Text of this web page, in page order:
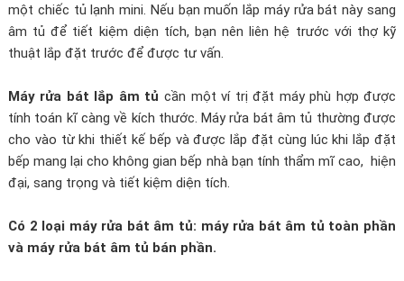
một chiếc tủ lạnh mini. Nếu bạn muốn lắp máy rửa bát này sang
âm tủ để tiết kiệm diện tích, bạn nên liên hệ trước với thợ kỹ
thuật lắp đặt trước để được tư vấn.
Máy rửa bát lắp âm tủ cần một ví trị đặt máy phù hợp được
tính toán kĩ càng về kích thước. Máy rửa bát âm tủ thường được
cho vào từ khi thiết kế bếp và được lắp đặt cùng lúc khi lắp đặt
bếp mang lại cho không gian bếp nhà bạn tính thẩm mĩ cao, hiện
đại, sang trọng và tiết kiệm diện tích.
Có 2 loại máy rửa bát âm tủ: máy rửa bát âm tủ toàn phần
và máy rửa bát âm tủ bán phần.